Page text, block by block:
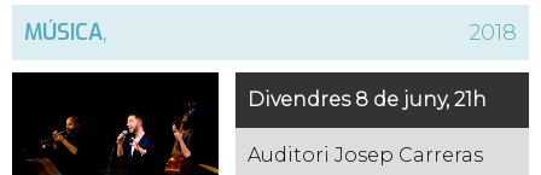
MÚSICA, 2018
Divendres 8 de juny, 21h
Auditori Josep Carreras